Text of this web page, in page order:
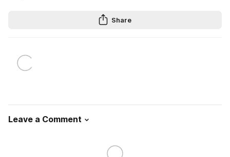
Share
Leave a Comment